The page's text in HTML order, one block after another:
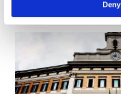
Deny